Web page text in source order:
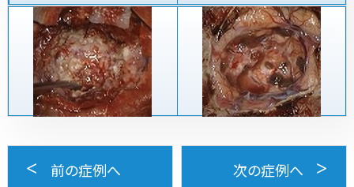
前の症例へ 次の症例へ